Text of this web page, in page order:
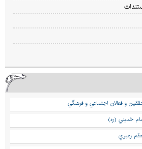
و فعالان اجتماعي و فرهنگي
خميني (ره)
رهبري